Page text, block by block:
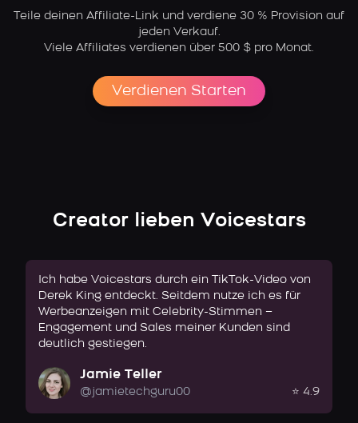
Teile deinen Affiliate-Link und verdiene 30 % Provision auf
jeden Verkauf.
Viele Affiliates verdienen über 500 $ pro Monat.
Verdienen Starten
Creator lieben Voicestars
Ich habe Voicestars durch ein TikTok-Video von
Derek King entdeckt. Seitdem nutze ich es für
Werbeanzeigen mit Celebrity-Stimmen –
Engagement und Sales meiner Kunden sind
deutlich gestiegen.
Jamie Teller
@jamietechguru00 ⭐ 4.9